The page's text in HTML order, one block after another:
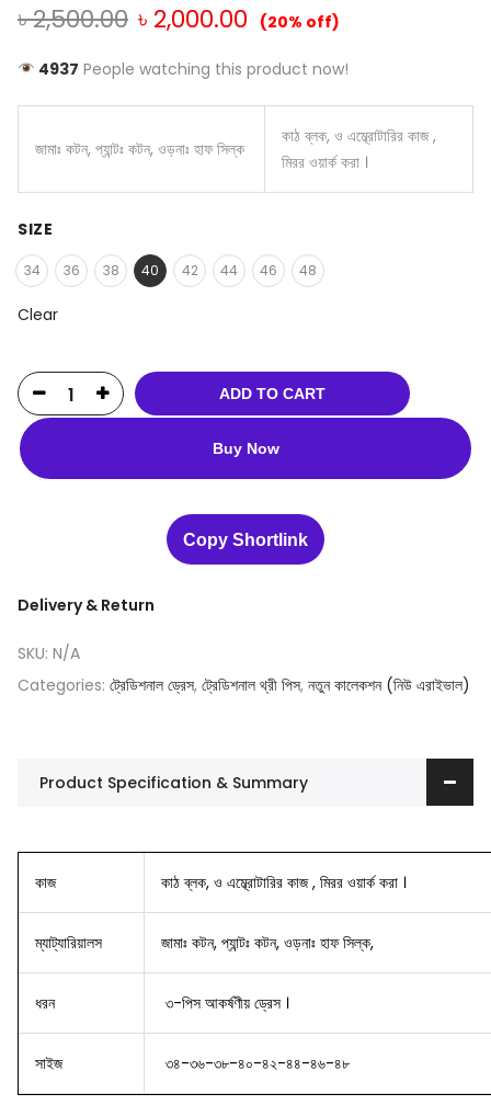
৳2,500.00 ৳ 2,000.00 (20% off)
4937 People watching this product now!
জামাঃ কটন, প্যান্টঃ কটন, ওড়নাঃ হাফ সিল্ক
কাঠ ব্লক, ও এম্ব্রোটারির কাজ ,
মিরর ওয়ার্ক করা ।
SIZE
34 36 38 40 42 44 46 48
Clear
ADD TO CART
Buy Now
Copy Shortlink
Delivery & Return
SKU: N/A
Categories: ট্রেডিশনাল ড্রেস, ট্রেডিশনাল থ্রী পিস, নতুন কালেকশন (নিউ এরাইভাল)
Product Specification & Summary
কাজ কাঠ ব্লক, ও এম্ব্রোটারির কাজ , মিরর ওয়ার্ক করা ।
ম্যাট্যারিয়ালস জামাঃ কটন, প্যান্টঃ কটন, ওড়নাঃ হাফ সিল্ক,
ধরন ৩-পিস আকর্ষণীয় ড্রেস ।
সাইজ ৩৪-৩৬-৩৮-৪০-৪২-৪৪-৪৬-৪৮